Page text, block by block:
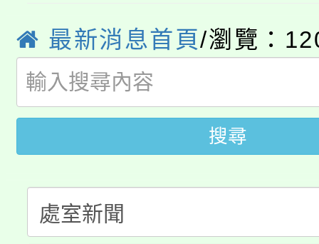
局官網。
8月14至27日，桃園電
開!
115年桃園市運動會8/
田徑場及游泳池舉行。
桃園市低收入戶享有免
視費優惠，中低收入戶
半價優惠，詳情可洽有
者。
大園自造教育及科技中
份教師增能研習
大溪自造教育及科技中
份教師研習
淨零綠生活教案入校路
最新消息首頁/瀏覽：
搜尋